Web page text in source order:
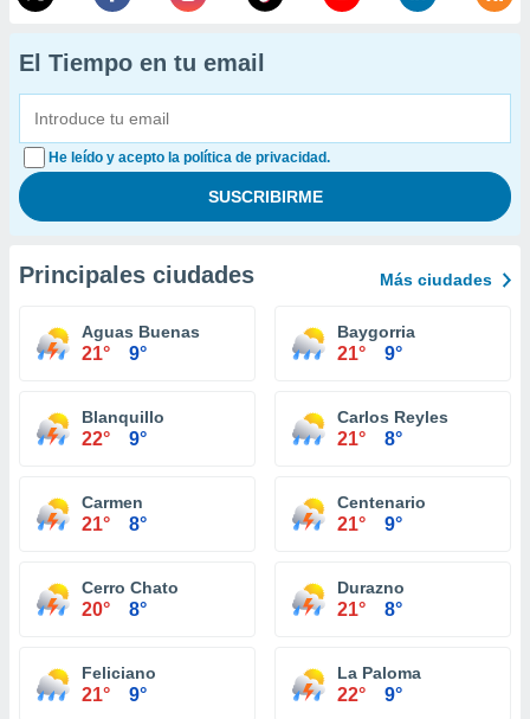
El Tiempo en tu email
He leído y acepto la política de privacidad.
Principales ciudades Más ciudades
Aguas Buenas
21° 9°
Baygorria
21° 9°
Blanquillo
22° 9°
Carlos Reyles
21° 8°
Carmen
21° 8°
Centenario
21° 9°
Cerro Chato
20° 8°
Durazno
21° 8°
Feliciano
21° 9°
La Paloma
22° 9°